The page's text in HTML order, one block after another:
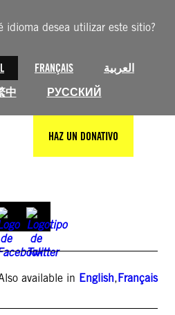
idioma desea utilizar este sitio?
FRANÇAIS
العربية
中 РУССКИЙ
HAZ UN DONATIVO
available in English,Français